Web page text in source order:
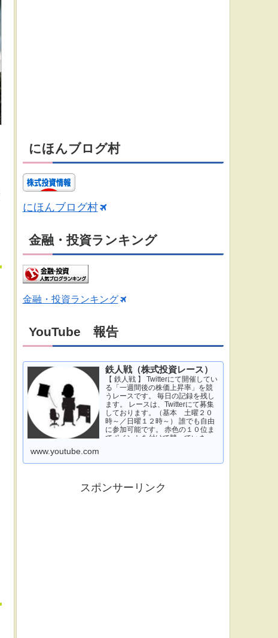
にほんブログ村
にほんブログ村
金融・投資ランキング
金融・投資ランキング
YouTube 報告
鉄人戦（株式投資レース）
【 鉄人戦 】 Twitterにて開催してい
る「一週間後の株価上昇率」を競
うレースです。 毎日の記録を残し
ます。 レースは、Twitterにて募集
しております。（基本 土曜２０
時～／日曜１２時～） 誰でも自由
に参加可能です。 赤色の１０位ま
でポイントを付けて競っていま
www.youtube.com
スポンサーリンク